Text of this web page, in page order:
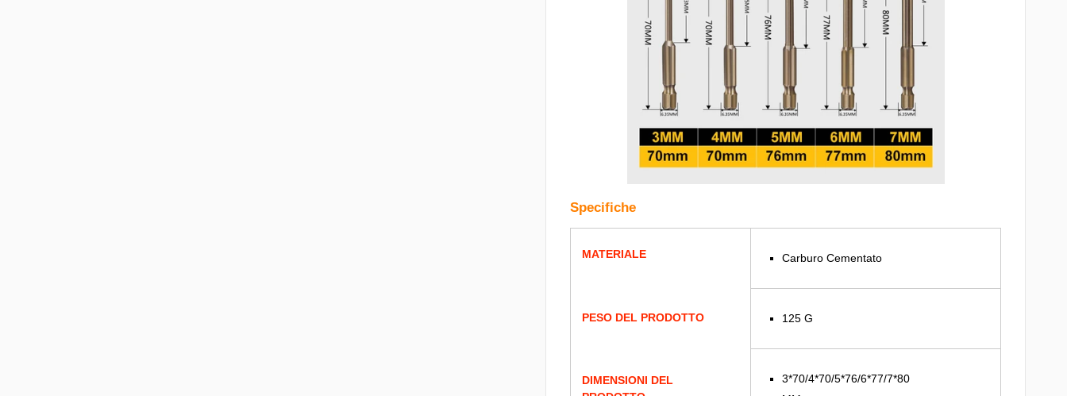
Specifiche
MATERIALE Carburo Cementato
PESO DEL PRODOTTO 125 G
DIMENSIONI DEL
3*70/4*70/5*76/6*77/7*80